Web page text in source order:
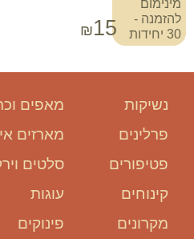
מינימום
להזמנה -
30 יחידות
₪15
נשיקות
פרלינים
פטיפורים
קינוחים
מקרונים
מאפים
מארזים
סלטים
עוגות
פינוקים